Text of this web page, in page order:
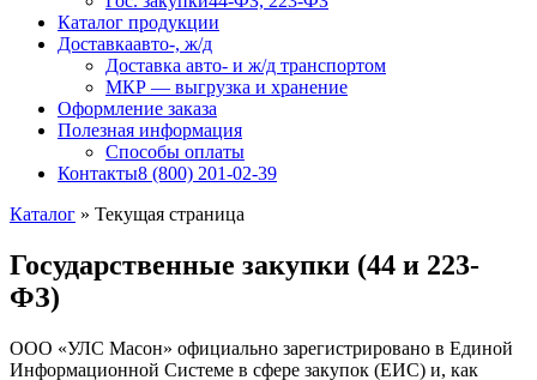
Каталог продукции
Доставкаавто-, ж/д
Доставка авто- и ж/д транспортом
МКР — выгрузка и хранение
Оформление заказа
Полезная информация
Способы оплаты
Контакты8 (800) 201-02-39
Каталог » Текущая страница
Государственные закупки (44 и 223-
ФЗ)
ООО «УЛС Масон» официально зарегистрировано в Единой
Информационной Системе в сфере закупок (ЕИС) и, как